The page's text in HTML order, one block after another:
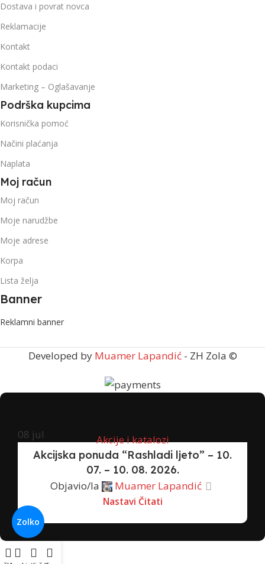
Dostava i povrat novca
Reklamacije
Kontakt
Kontakt podaci
Marketing – Oglašavanje
Podrška kupcima
Korisnička pomoć
Načini plaćanja
Naplata
Moj račun
Moj račun
Moje narudžbe
Moje adrese
Korpa
Lista želja
Banner
Reklamni banner
Developed by Muamer Lapandić- ZH Zola ©
08 jul
Akcije i katalozi
Akcijska ponuda “Rashladi ljeto” – 10.
07. – 10. 08. 2026.
Objavio/la
Muamer Lapandić
Nastavi Čitati
Zolko